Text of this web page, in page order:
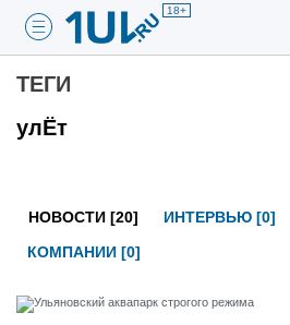
18+
ТЕГИ
улЁт
НОВОСТИ [20] ИНТЕРВЬЮ [0]
КОМПАНИИ [0]